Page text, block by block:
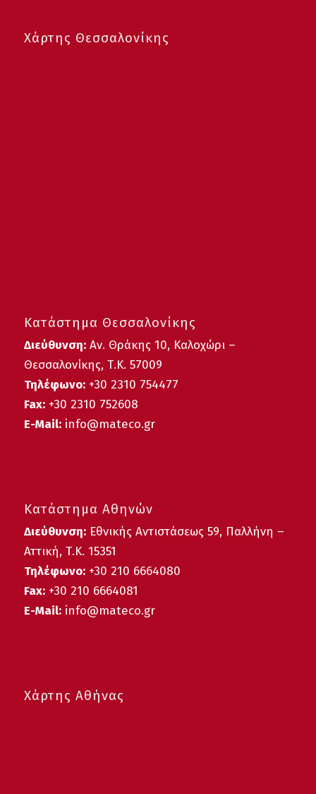
Χάρτης Θεσσαλονίκης
Κατάστημα Θεσσαλονίκης
Διεύθυνση:Αν. Θράκης 10, Καλοχώρι –
Θεσσαλονίκης, Τ.Κ. 57009
Τηλέφωνο:+30 2310 754477
Fax:+30 2310 752608
E-Mail:info@mateco.gr
Κατάστημα Αθηνών
Διεύθυνση:Εθνικής Αντιστάσεως 59, Παλλήνη –
Αττική, Τ.Κ. 15351
Τηλέφωνο: +30 210 6664080
Fax:+30 210 6664081
E-Mail: info@mateco.gr
Χάρτης Αθήνας